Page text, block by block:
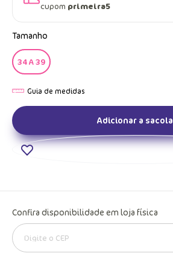
cupom primeira5
Tamanho
34 A 39
Adicionar a sacola
Confira disponibilidade em loja física